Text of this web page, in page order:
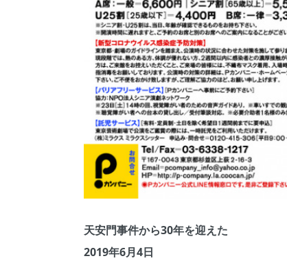
天安門事件から30年を迎えた
2019年6月4日